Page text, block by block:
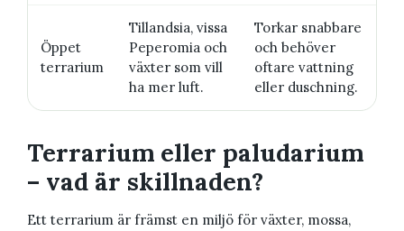
Öppet
terrarium
Tillandsia, vissa
Peperomia och
växter som vill
ha mer luft.
Torkar snabbare
och behöver
oftare vattning
eller duschning.
Terrarium eller paludarium
– vad är skillnaden?
Ett terrarium är främst en miljö för växter, mossa,